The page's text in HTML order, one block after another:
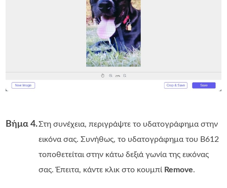
Βήμα 4.Στη συνέχεια, περιγράψτε το υδατογράφημα στην
εικόνα σας. Συνήθως, το υδατογράφημα του B612
τοποθετείται στην κάτω δεξιά γωνία της εικόνας
σας. Έπειτα, κάντε κλικ στο κουμπί Remove.